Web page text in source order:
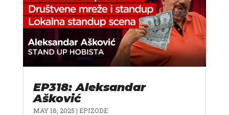
EP318: Aleksandar
Ašković
MAY 18, 2025 | EPIZODE